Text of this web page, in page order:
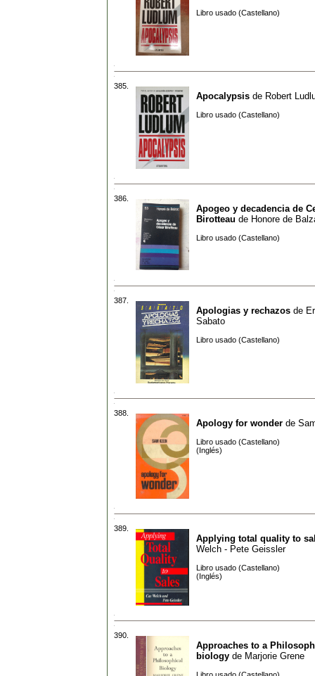
Libro usado (Castellano)
385.
Apocalypsis de Robert
Libro usado (Castellano)
386.
Apogeo y decadencia de
Birotteau de Honore de
Libro usado (Castellano)
387.
Apologias y rechazos de
Sabato
Libro usado (Castellano)
388.
Apology for wonder de
Libro usado (Castellano)
(Inglés)
389.
Applying total quality to
Welch - Pete Geissler
Libro usado (Castellano)
(Inglés)
390.
Approaches to a
biology de Marjorie Grene